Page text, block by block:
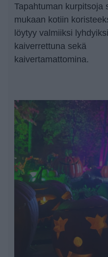
Tapahtuman kurpitsoja
mukaan kotiin
löytyy valmiiksi lyhdyiksi
kaiverrettuna sekä
kaivertamattomina.